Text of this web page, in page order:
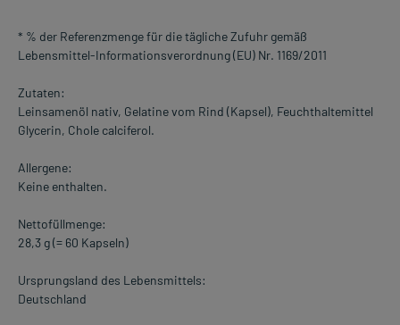
* % der Referenzmenge für die tägliche Zufuhr gemäß
Lebensmittel-Informationsverordnung (EU) Nr. 1169/2011
Zutaten:
Leinsamenöl nativ, Gelatine vom Rind (Kapsel), Feuchthaltemittel
Glycerin, Chole calciferol.
Allergene:
Keine enthalten.
Nettofüllmenge:
28,3 g (= 60 Kapseln)
Ursprungsland des Lebensmittels:
Deutschland